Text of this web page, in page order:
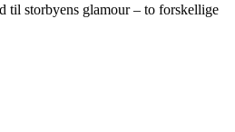
til storbyens glamour – to forskellige